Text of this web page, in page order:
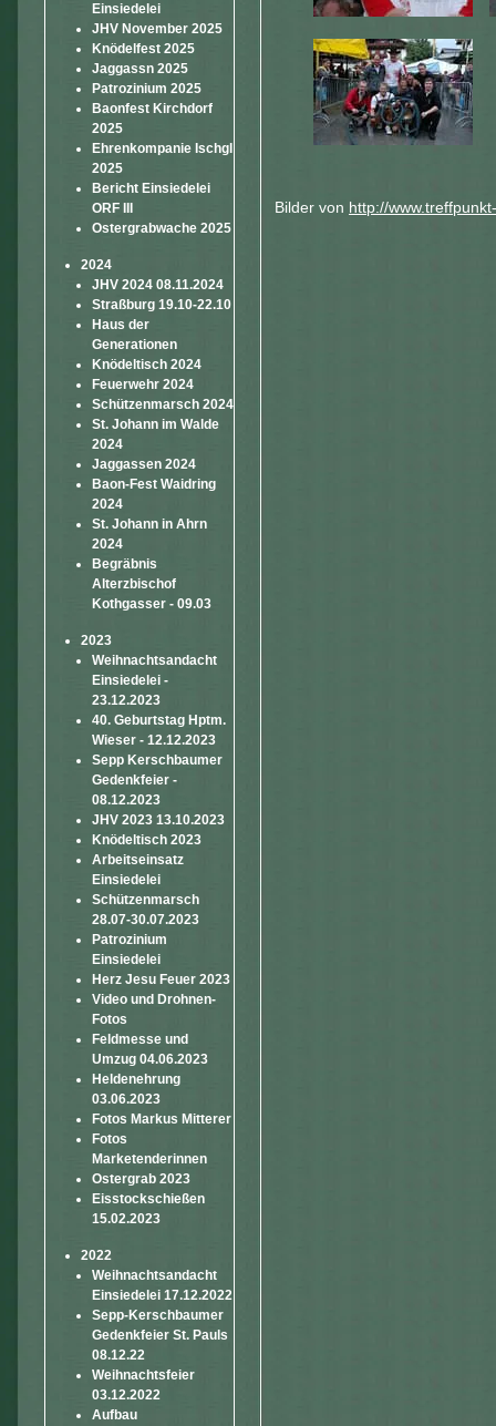
Einsiedelei
JHV November 2025
Knödelfest 2025
Jaggassn 2025
Patrozinium 2025
Baonfest Kirchdorf
2025
Ehrenkompanie Ischgl
2025
Bericht Einsiedelei
ORF III
Ostergrabwache 2025
2024
JHV 2024 08.11.2024
Straßburg 19.10-22.10
Haus der
Generationen
Knödeltisch 2024
Feuerwehr 2024
Schützenmarsch 2024
St. Johann im Walde
2024
Jaggassen 2024
Baon-Fest Waidring
2024
St. Johann in Ahrn
2024
Begräbnis
Alterzbischof
Kothgasser - 09.03
2023
Weihnachtsandacht
Einsiedelei -
23.12.2023
40. Geburtstag Hptm.
Wieser - 12.12.2023
Sepp Kerschbaumer
Gedenkfeier -
08.12.2023
JHV 2023 13.10.2023
Knödeltisch 2023
Arbeitseinsatz
Einsiedelei
Schützenmarsch
28.07-30.07.2023
Patrozinium
Einsiedelei
Herz Jesu Feuer 2023
Video und Drohnen-
Fotos
Feldmesse und
Umzug 04.06.2023
Heldenehrung
03.06.2023
Fotos Markus Mitterer
Fotos
Marketenderinnen
Ostergrab 2023
Eisstockschießen
15.02.2023
2022
Weihnachtsandacht
Einsiedelei 17.12.2022
Sepp-Kerschbaumer
Gedenkfeier St. Pauls
08.12.22
Weihnachtsfeier
03.12.2022
Aufbau
Bilder von http://